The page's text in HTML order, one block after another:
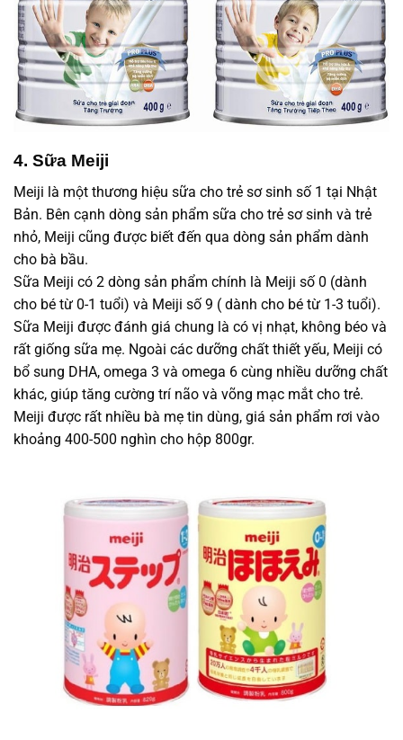
4. Sữa Meiji
Meiji là một thương hiệu sữa cho trẻ sơ sinh số 1 tại Nhật
Bản. Bên cạnh dòng sản phẩm sữa cho trẻ sơ sinh và trẻ
nhỏ, Meiji cũng được biết đến qua dòng sản phẩm dành
cho bà bầu.
Sữa Meiji có 2 dòng sản phẩm chính là Meiji số 0 (dành
cho bé từ 0-1 tuổi) và Meiji số 9 ( dành cho bé từ 1-3 tuổi).
Sữa Meiji được đánh giá chung là có vị nhạt, không béo và
rất giống sữa mẹ. Ngoài các dưỡng chất thiết yếu, Meiji có
bổ sung DHA, omega 3 và omega 6 cùng nhiều dưỡng chất
khác, giúp tăng cường trí não và võng mạc mắt cho trẻ.
Meiji được rất nhiều bà mẹ tin dùng, giá sản phẩm rơi vào
khoảng 400-500 nghìn cho hộp 800gr.